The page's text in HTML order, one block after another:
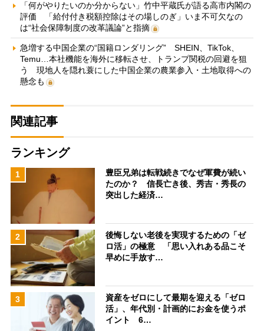
「何がやりたいのか分からない」竹中平蔵氏が語る高市内閣の
評価 「給付付き税額控除はその場しのぎ」いま不可欠なの
は“社会保障制度の改革議論”と指摘
急増する中国企業の“国籍ロンダリング” SHEIN、TikTok、
Temu…本社機能を海外に移転させ、トランプ関税の回避を狙
う 現地人を隠れ蓑にした中国企業の農業参入・土地取得への
懸念も
関連記事
ランキング
1
豊臣兄弟は転戦続きでなぜ軍費が続い
たのか？ 信長亡き後、秀吉・秀長の
突出した経済…
2
後悔しない老後を実現するための「ゼ
ロ活」の極意 「思い入れある品こそ
早めに手放す…
3
資産をゼロにして最期を迎える「ゼロ
活」、年代別・計画的にお金を使うポ
イント 6…